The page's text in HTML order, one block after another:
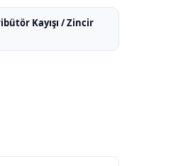
Kayışı / Zincir